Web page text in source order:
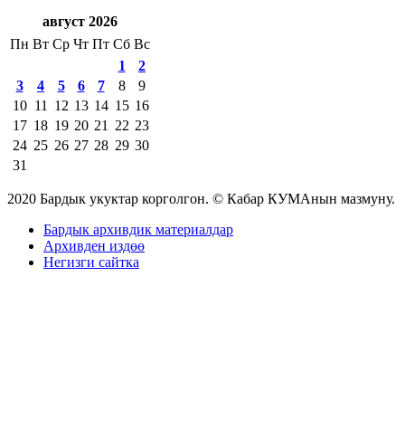
август 2026
Пн Вт Ср Чт Пт Сб Вс
1
2
3
4 5 6 7 8
9
10 11 12 13 14 15 16
17 18 19 20 21 22 23
24 25 26 27 28 29 30
31
2020 Бардык укуктар корголгон. © Кабар КУМАнын мазмуну.
Бардык архивдик материалдар
Архивден издөө
Негизги сайтка